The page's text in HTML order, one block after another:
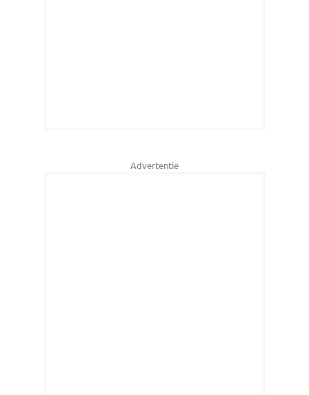
Advertentie